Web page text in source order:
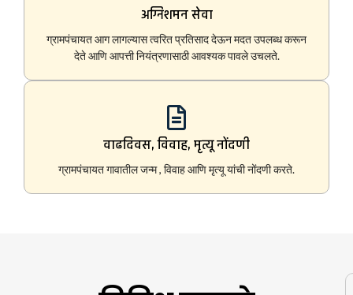
अग्निशमन सेवा
ग्रामपंचायत आग लागल्यास त्वरित प्रतिसाद देऊन मदत उपलब्ध करून
देते आणि आपत्ती नियंत्रणासाठी आवश्यक पावले उचलते.
वाढदिवस, विवाह, मृत्यू नोंदणी
ग्रामपंचायत गावातील जन्म , विवाह आणि मृत्यू यांची नोंदणी करते.